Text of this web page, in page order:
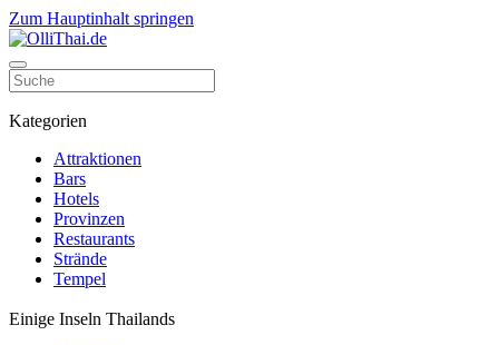
Zum Hauptinhalt springen
Kategorien
Attraktionen
Bars
Hotels
Provinzen
Restaurants
Strände
Tempel
Einige Inseln Thailands